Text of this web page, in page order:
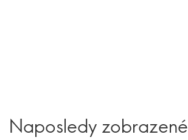
Naposledy zobrazené